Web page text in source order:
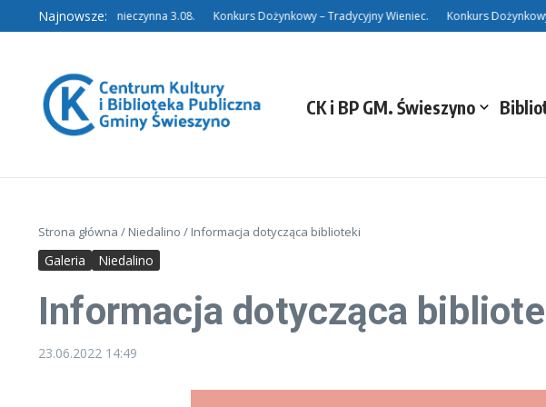
Przejdź do treści
Najnowsze:
Filia w Niedalinie nieczynna 3.08. Konkurs Dożynkowy – Tradycyjny Wieniec. Konkurs
CK i BP GM. Świeszyno
Strona główna / Niedalino / Informacja dotycząca biblioteki
Galeria Niedalino
Informacja dotycząca
23.06.2022 14:49